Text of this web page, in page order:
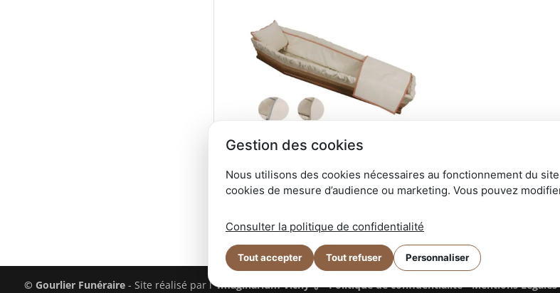
VERCORS
© Gourlier Funéraire- Site réalisé par l'Imaginarium Vichy ⚷-Politique de confidentialité-Mentions Légales
Gestion des cookies
Nous utilisons des cookies nécessaires au fonctionnement du
cookies de mesure d’audience ou marketing. Vous pouvez
Consulter la politique de confidentialité
Tout accepter Tout refuser Personnaliser